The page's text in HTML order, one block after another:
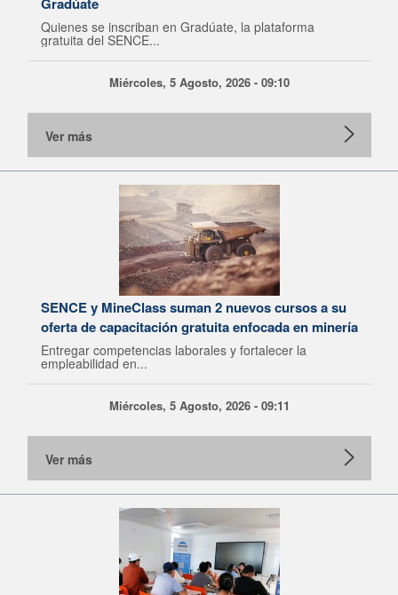
Quienes se inscriban en Gradúate, la plataforma
gratuita del SENCE...
Miércoles, 5 Agosto, 2026 - 09:10
Ver más
SENCE y MineClass suman 2 nuevos cursos a su
oferta de capacitación gratuita enfocada en minería
Entregar competencias laborales y fortalecer la
empleabilidad en...
Miércoles, 5 Agosto, 2026 - 09:11
Ver más